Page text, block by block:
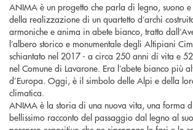
ANIMA è un progetto che parla di legno, suono e
della realizzazione di un quartetto d’archi
armoniche e anima in abete bianco, tratto
l’albero storico e monumentale degli Altipiani
schiantato nel 2017 - a circa 250 anni di vita e
nel Comune di Lavarone. Era l’abete bianco più
d’Europa. Oggi, è il simbolo delle Alpi e della
climatica.
ANIMA è la storia di una nuova vita, una forma
bellissimo racconto del passaggio dal legno al